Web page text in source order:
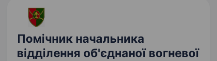
Помічник начальника
відділення об'єднаної вогневої